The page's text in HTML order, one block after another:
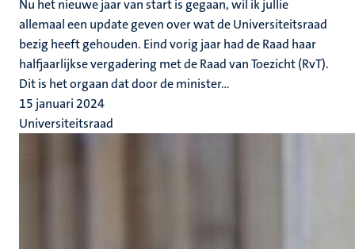
Nu het nieuwe jaar van start is gegaan, wil ik jullie
allemaal een update geven over wat de Universiteitsraad
bezig heeft gehouden. Eind vorig jaar had de Raad haar
halfjaarlijkse vergadering met de Raad van Toezicht (RvT).
Dit is het orgaan dat door de minister...
15 januari 2024
Universiteitsraad